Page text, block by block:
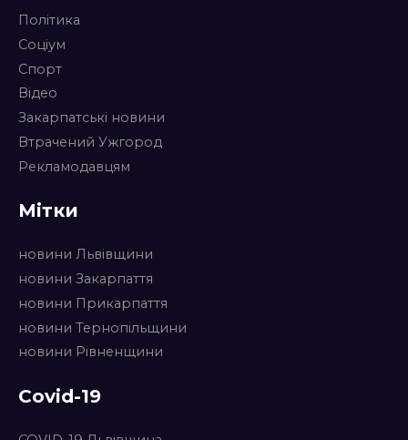
Політика
Соціум
Спорт
Відео
Закарпатські новини
Втрачений Ужгород
Рекламодавцям
Мітки
новини Львівщини
новини Закарпаття
новини Прикарпаття
новини Тернопільщини
новини Рівненщини
Covid-19